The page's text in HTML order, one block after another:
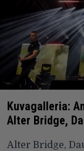
Kuvagalleria:
Alter Bridge,
Alter Bridge,